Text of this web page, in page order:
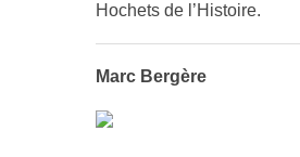
Hochets de l’Histoire.
Marc Bergère